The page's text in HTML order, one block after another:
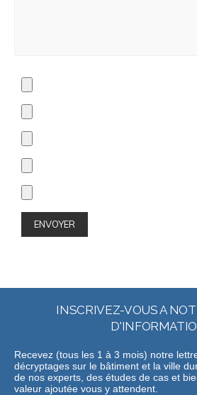
INSCRIVEZ-VOUS A
Recevez (tous les 1 à 3 mois) notre
décryptages sur le bâtiment et la ville
de nos experts, des études de cas et
valeur ajoutée vous y attendent.